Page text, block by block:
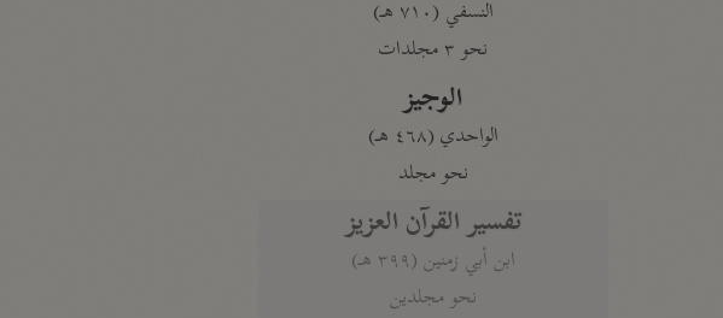
النسفي (٧١٠ هـ)
نحو ٣ مجلدات
الوجيز
الواحدي (٤٦٨ هـ)
نحو مجلد
تفسير القرآن العزيز
ابن أبي زمنين (٣٩٩ هـ)
نحو مجلدين